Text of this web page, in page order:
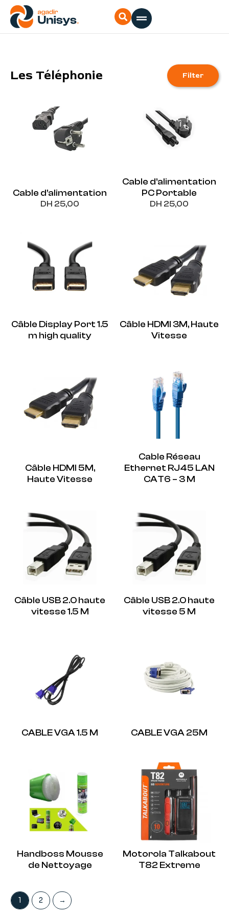
Aller
contenu
Les Téléphonie Filter
Cable d’alimentation
DH 25,00
Cable d’alimentation
PC Portable
DH 25,00
Câble Display Port 1.5
m high quality
Câble HDMI 3M, Haute
Vitesse
Câble HDMI 5M,
Haute Vitesse
Cable Réseau
Ethernet RJ45 LAN
CAT6 – 3 M
Câble USB 2.0 haute
vitesse 1.5 M
Câble USB 2.0 haute
vitesse 5 M
CABLE VGA 1.5 M CABLE VGA 25M
Handboss Mousse
de Nettoyage
Motorola Talkabout
T82 Extreme
1 2 →